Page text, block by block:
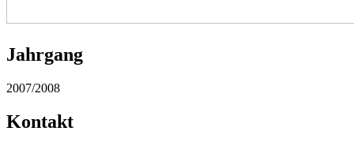
Jahrgang
2007/2008
Kontakt